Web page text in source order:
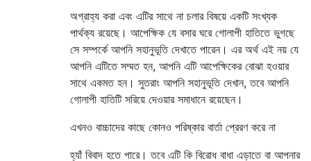
অগ্রাহ্য করা এবং এটির সাথে না চলার বিষয়ে একটি সংখ্যক
পার্থক্য রয়েছে। আপেক্ষিক যে বসার ঘরে গোলাপী হাতিতে ভুগছে
সে সম্পর্কে আপনি সহানুভূতি দেখাতে পারেন। এর অর্থ এই নয় যে
আপনি এটিতে সম্মত হন, আপনি এটি আপেক্ষিকের বোঝা হওয়ার
সাথে একমত হন। সুতরাং আপনি সহানুভূতি দেখান, তবে আপনি
গোলাপী হাতিটি সরিয়ে দেওয়ার সমাধানে রয়েছেন।
এখনও বাচ্চাদের কাছে কোনও পরিষ্কার বার্তা প্রেরণ করে না
হ্যাঁ বিবাদ হতে পারে। তবে এটি কি বিরোধ বাধা এড়াতে বা আপনার